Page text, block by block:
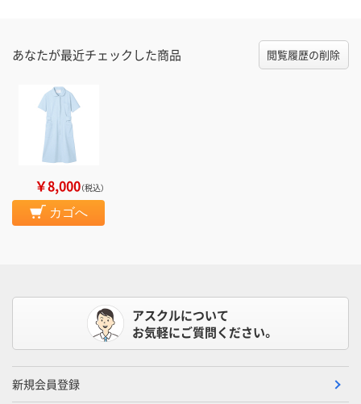
あなたが最近チェックした商品 閲覧履歴の削除
￥8,000（税込）
カゴへ
アスクルについて
お気軽にご質問ください。
新規会員登録